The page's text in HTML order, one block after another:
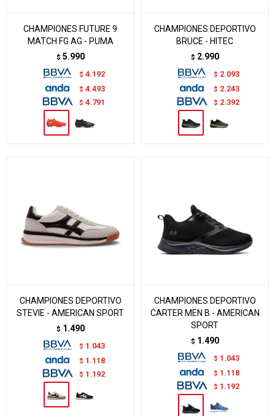
CHAMPIONES FUTURE 9
MATCH FG AG - PUMA
$ 5.990
$ 4.192
$ 4.493
$ 4.791
CHAMPIONES DEPORTIVO
BRUCE - HITEC
$ 2.990
$ 2.093
$ 2.243
$ 2.392
CHAMPIONES DEPORTIVO
STEVIE - AMERICAN SPORT
$ 1.490
$ 1.043
$ 1.118
$ 1.192
CHAMPIONES DEPORTIVO
CARTER MEN B - AMERICAN
SPORT
$ 1.490
$ 1.043
$ 1.118
$ 1.192